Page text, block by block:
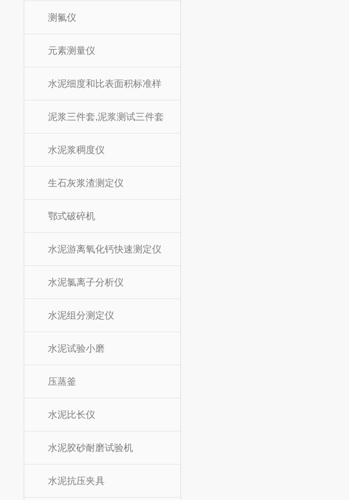
测氟仪
元素测量仪
水泥细度和比表面积标准样
泥浆三件套,泥浆测试三件套
水泥浆稠度仪
生石灰浆渣测定仪
鄂式破碎机
水泥游离氧化钙快速测定仪
水泥氯离子分析仪
水泥组分测定仪
水泥试验小磨
压蒸釜
水泥比长仪
水泥胶砂耐磨试验机
水泥抗压夹具